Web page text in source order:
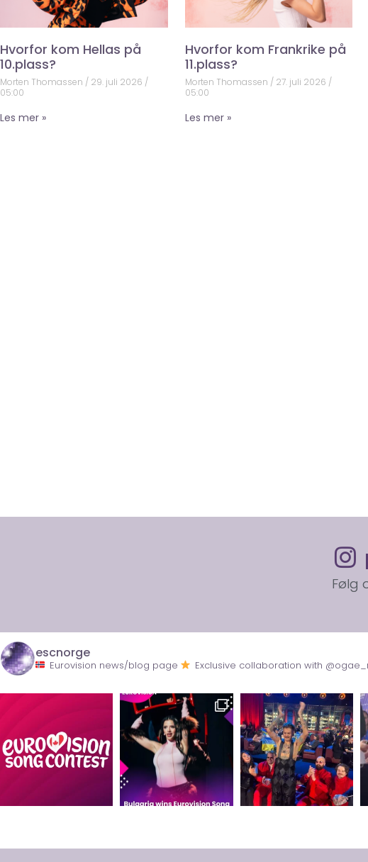
Hvorfor kom Hellas på
10.plass?
Morten Thomassen
29. juli 2026
05:00
Les mer »
Hvorfor kom Frankrike på
11.plass?
Morten Thomassen 27. juli 2026
05:00
Les mer »
Følg
escnorge
Eurovision news/blog page Exclusive collaboration with